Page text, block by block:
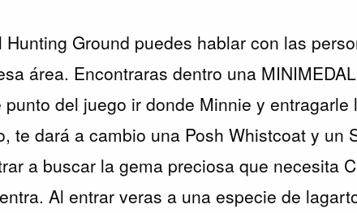
Ground puedes hablar con las
área. Encontraras dentro una
del juego ir donde Minnie y entragarle
te dará a cambio una Posh Whistcoat y un
a buscar la gema preciosa que necesita
Al entrar veras a una especie de